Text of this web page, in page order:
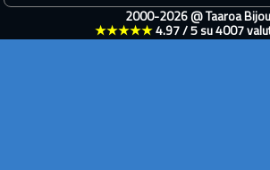
2000-2026 @ Taaroa
★★★★★ 4.97/ 5su 4007